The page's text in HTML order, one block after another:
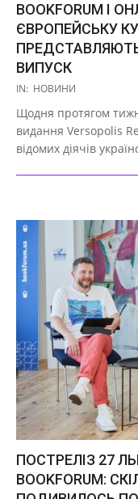
BOOKFORUM І
ЄВРОПЕЙСЬКУ
ВИПУСК
2020-
24
IN: НОВИНИ
Щодня протягом
видання Versopolis
відомих діячів
ПОСТРЕЛІЗ 27
BOOKFORUM: